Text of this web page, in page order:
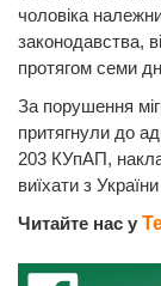
чоловіка
законодавства,
протягом семи
За порушення
притягнули до
203 КУпАП,
виїхати з
Читайте нас у